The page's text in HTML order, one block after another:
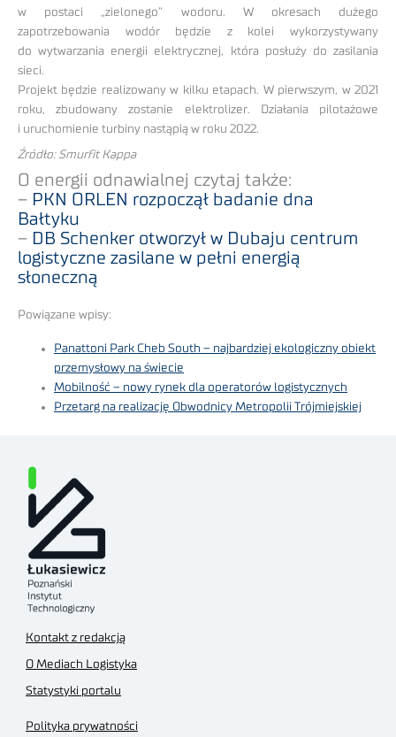
w postaci „zielonego” wodoru. W okresach dużego
zapotrzebowania wodór będzie z kolei wykorzystywany
do wytwarzania energii elektrycznej, która posłuży do zasilania
sieci.
Projekt będzie realizowany w kilku etapach. W pierwszym, w 2021
roku, zbudowany zostanie elektrolizer. Działania pilotażowe
i uruchomienie turbiny nastąpią w roku 2022.
Źródło: Smurfit Kappa
O energii odnawialnej czytaj także:
– PKN ORLEN rozpoczął badanie dna
Bałtyku
– DB Schenker otworzył w Dubaju centrum
logistyczne zasilane w pełni energią
słoneczną
Powiązane wpisy:
Panattoni Park Cheb South – najbardziej ekologiczny obiekt
przemysłowy na świecie
Mobilność – nowy rynek dla operatorów logistycznych
Przetarg na realizację Obwodnicy Metropolii Trójmiejskiej
Kontakt z redakcją
O Mediach Logistyka
Statystyki portalu
Polityka prywatności